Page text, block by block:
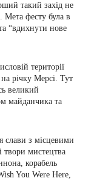
такий захід не
Мета фесту була в
“вдихнути нове
території
річку Мерсі. Тут
великий
майданчика та
слави з місцевими
твори мистецтва
корабель
You Were Here,